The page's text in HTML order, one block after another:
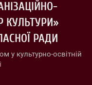
КУЛЬТУРИ»
РАДИ
у культурно-освітній